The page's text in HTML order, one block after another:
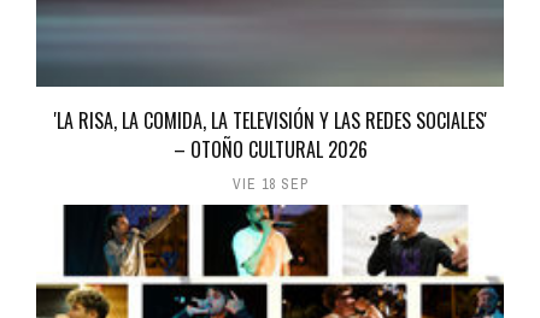
'LA RISA, LA COMIDA, LA TELEVISIÓN Y LAS REDES SOCIALES'
– OTOÑO CULTURAL 2026
VIE 18 SEP